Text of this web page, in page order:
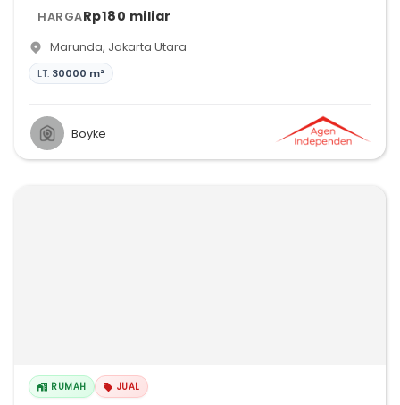
HARGARp180 miliar
Marunda, Jakarta Utara
LT: 30000 m²
Boyke
RUMAH JUAL